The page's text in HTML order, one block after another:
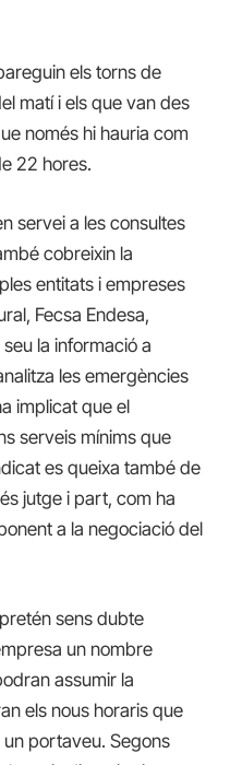
els torns de
matí i els que van des
només hi hauria com
22 hores.
servei a les consultes
cobreixin la
entitats i empreses
Fecsa Endesa,
la informació a
les emergències
implicat que el
serveis mínims que
es queixa també de
jutge i part, com ha
a la negociació del
sens dubte
un nombre
assumir la
els nous horaris que
un portaveu. Segons